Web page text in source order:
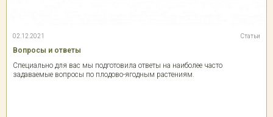
02.12.2021 Статьи
Вопросы и ответы
Специально для вас мы подготовила ответы на наиболее часто
задаваемые вопросы по плодово-ягодным растениям.